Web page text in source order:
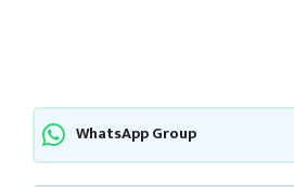
WhatsApp Group